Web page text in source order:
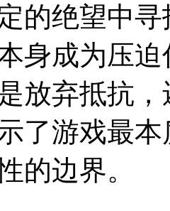
的绝望中
身成为压
弃抵抗，
游戏最本
的边界。